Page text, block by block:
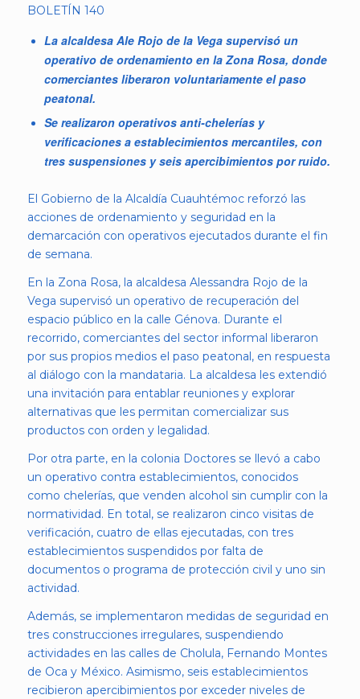
BOLETÍN 140
La alcaldesa Ale Rojo de la Vega supervisó un
operativo de ordenamiento en la Zona Rosa, donde
comerciantes liberaron voluntariamente el paso
peatonal.
Se realizaron operativos anti-chelerías y
verificaciones a establecimientos mercantiles, con
tres suspensiones y seis apercibimientos por ruido.
El Gobierno de la Alcaldía Cuauhtémoc reforzó las
acciones de ordenamiento y seguridad en la
demarcación con operativos ejecutados durante el fin
de semana.
En la Zona Rosa, la alcaldesa Alessandra Rojo de la
Vega supervisó un operativo de recuperación del
espacio público en la calle Génova. Durante el
recorrido, comerciantes del sector informal liberaron
por sus propios medios el paso peatonal, en respuesta
al diálogo con la mandataria. La alcaldesa les extendió
una invitación para entablar reuniones y explorar
alternativas que les permitan comercializar sus
productos con orden y legalidad.
Por otra parte, en la colonia Doctores se llevó a cabo
un operativo contra establecimientos, conocidos
como chelerías, que venden alcohol sin cumplir con la
normatividad. En total, se realizaron cinco visitas de
verificación, cuatro de ellas ejecutadas, con tres
establecimientos suspendidos por falta de
documentos o programa de protección civil y uno sin
actividad.
Además, se implementaron medidas de seguridad en
tres construcciones irregulares, suspendiendo
actividades en las calles de Cholula, Fernando Montes
de Oca y México. Asimismo, seis establecimientos
recibieron apercibimientos por exceder niveles de